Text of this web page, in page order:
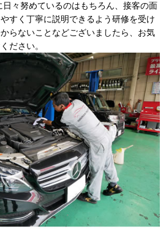
日々努めているのはもちろん、接客の面
すく丁寧に説明できるよう研修を受け
らないことなどございましたら、お気
ださい。